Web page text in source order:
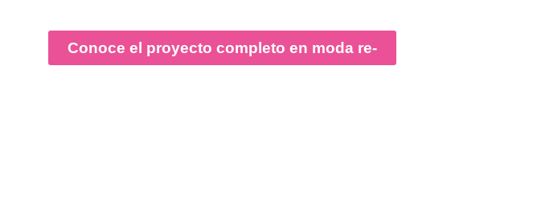
Conoce el proyecto completo en moda re-